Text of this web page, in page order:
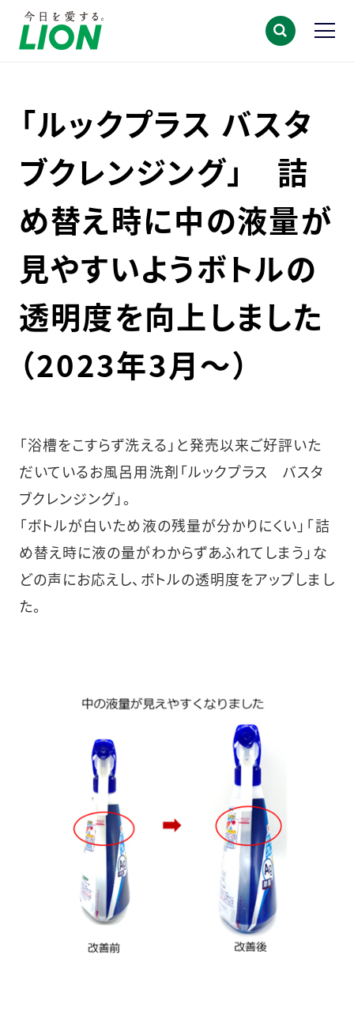
「ルックプラス バスタ
ブクレンジング」 詰
め替え時に中の液量が
見やすいようボトルの
透明度を向上しました
（2023年3月～）
「浴槽をこすらず洗える」と発売以来ご好評いた
だいているお風呂用洗剤「ルックプラス バスタ
ブクレンジング」。
「ボトルが白いため液の残量が分かりにくい」「詰
め替え時に液の量がわからずあふれてしまう」な
どの声にお応えし、ボトルの透明度をアップしまし
た。